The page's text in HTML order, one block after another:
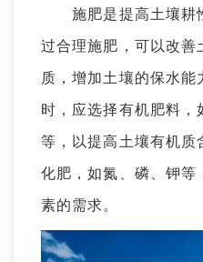
施肥是提高土壤耕
过合理施肥，可以改善
质，增加土壤的保水能
时，应选择有机肥料，
等，以提高土壤有机质
化肥，如氮、磷、钾等
素的需求。